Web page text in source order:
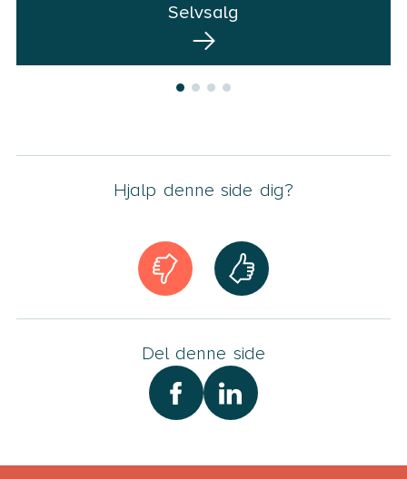
Selvsalg
Hjalp denne side dig?
Del denne side